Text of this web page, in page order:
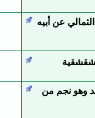
عن أبيه
وهو نجم من